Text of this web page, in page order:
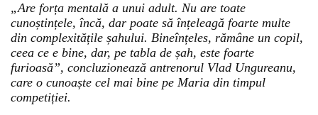
„Are forța mentală a unui adult. Nu are toate
cunoștințele, încă, dar poate să înțeleagă foarte multe
din complexitățile șahului. Bineînțeles, rămâne un copil,
ceea ce e bine, dar, pe tabla de șah, este foarte
furioasă”, concluzionează antrenorul Vlad Ungureanu,
care o cunoaște cel mai bine pe Maria din timpul
competiției.